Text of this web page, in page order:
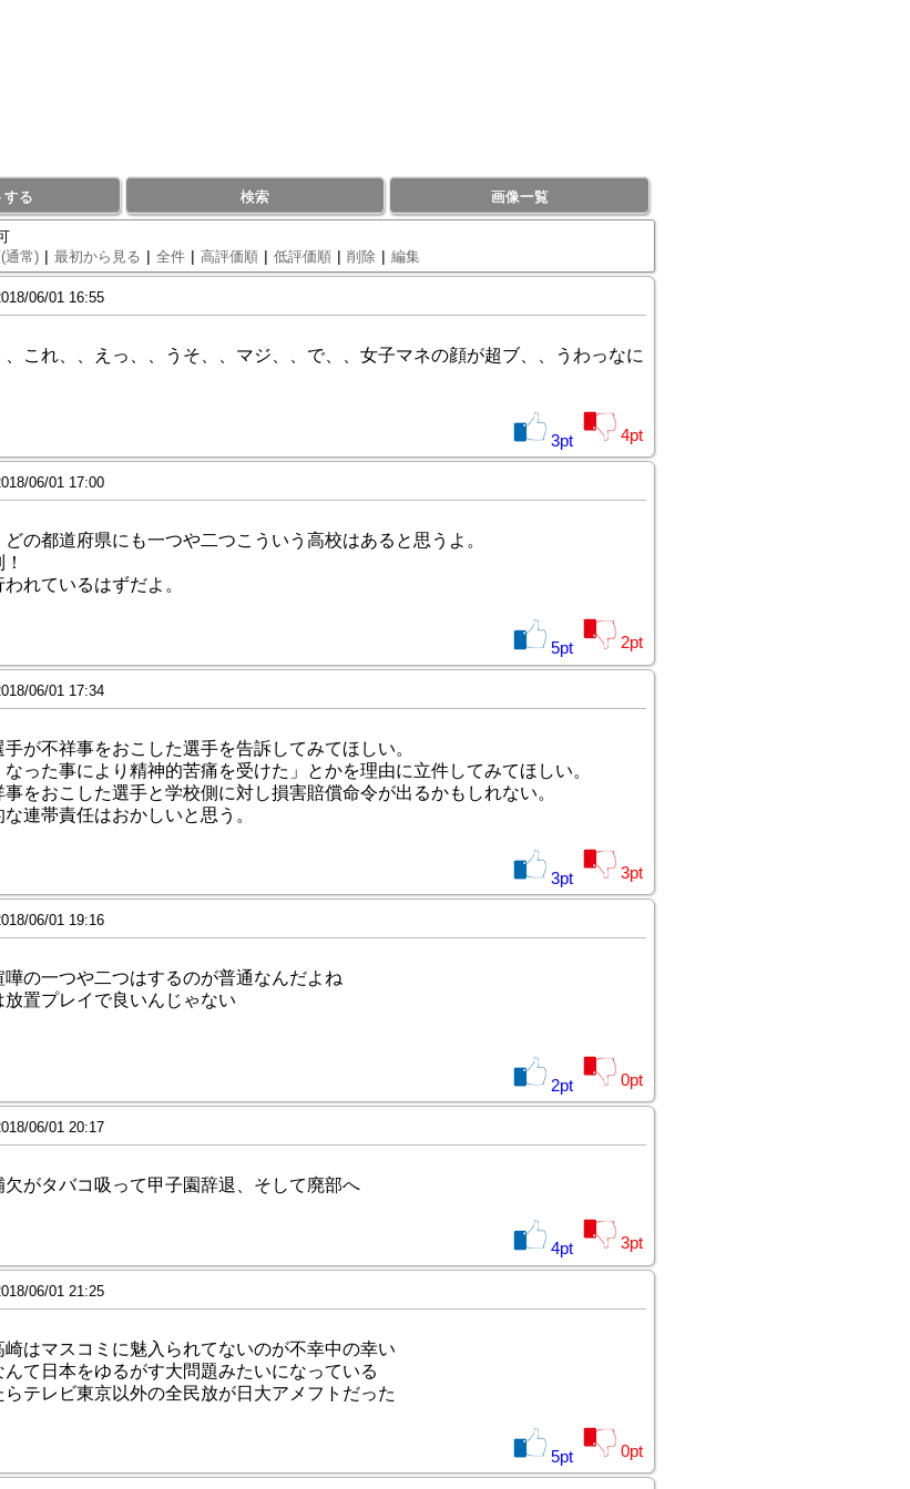
する 検索 画像一覧
通常) | 最初から見る | 全件 | 高評価順 | 低評価順 | 削除 | 編集
06/01 16:55
、これ、、えっ、、うそ、、マジ、、で、、女子マネの顔が超ブ、、うわっなに
3pt 4pt
06/01 17:00
の都道府県にも一つや二つこういう高校はあると思うよ。
れているはずだよ。
5pt 2pt
06/01 17:34
が不祥事をおこした選手を告訴してみてほしい。
なった事により精神的苦痛を受けた」とかを理由に立件してみてほしい。
事をおこした選手と学校側に対し損害賠償命令が出るかもしれない。
連帯責任はおかしいと思う。
3pt 3pt
06/01 19:16
の一つや二つはするのが普通なんだよね
置プレイで良いんじゃない
2pt 0pt
06/01 20:17
欠がタバコ吸って甲子園辞退、そして廃部へ
4pt 3pt
06/01 21:25
はマスコミに魅入られてないのが不幸中の幸い
んて日本をゆるがす大問題みたいになっている
テレビ東京以外の全民放が日大アメフトだった
5pt 0pt